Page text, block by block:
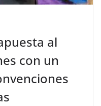
al
con un